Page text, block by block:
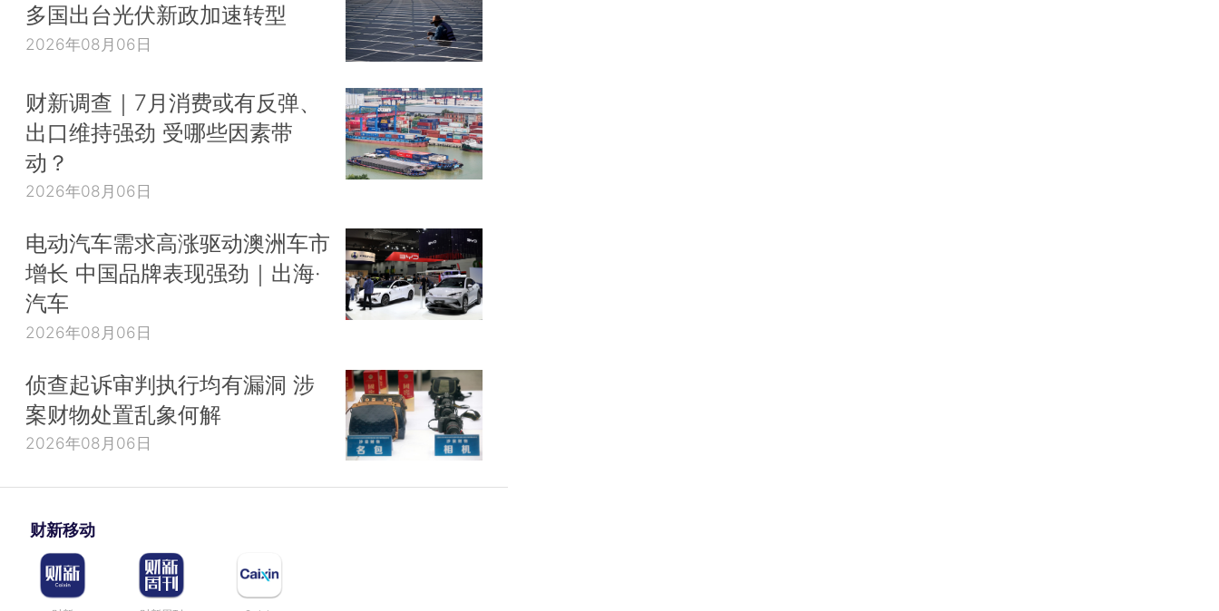
多国出台光伏新政加速转型
2026年08月06日
财新调查｜7月消费或有反弹、
出口维持强劲 受哪些因素带
动？
2026年08月06日
电动汽车需求高涨驱动澳洲车市
增长 中国品牌表现强劲｜出海·
汽车
2026年08月06日
侦查起诉审判执行均有漏洞 涉
案财物处置乱象何解
2026年08月06日
财新移动